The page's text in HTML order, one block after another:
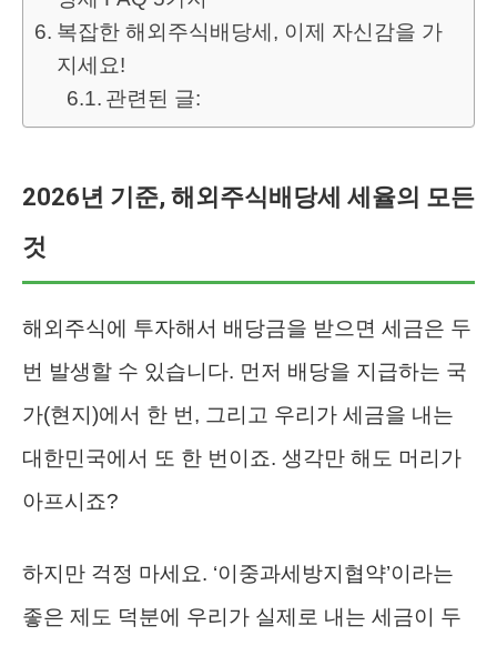
복잡한 해외주식배당세, 이제 자신감을 가
지세요!
관련된 글:
2026년 기준, 해외주식배당세 세율의 모든
것
해외주식에 투자해서 배당금을 받으면 세금은 두
번 발생할 수 있습니다. 먼저 배당을 지급하는 국
가(현지)에서 한 번, 그리고 우리가 세금을 내는
대한민국에서 또 한 번이죠. 생각만 해도 머리가
아프시죠?
하지만 걱정 마세요. ‘이중과세방지협약’이라는
좋은 제도 덕분에 우리가 실제로 내는 세금이 두